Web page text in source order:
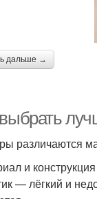
дальше →
различаются
и
— лёгкий и